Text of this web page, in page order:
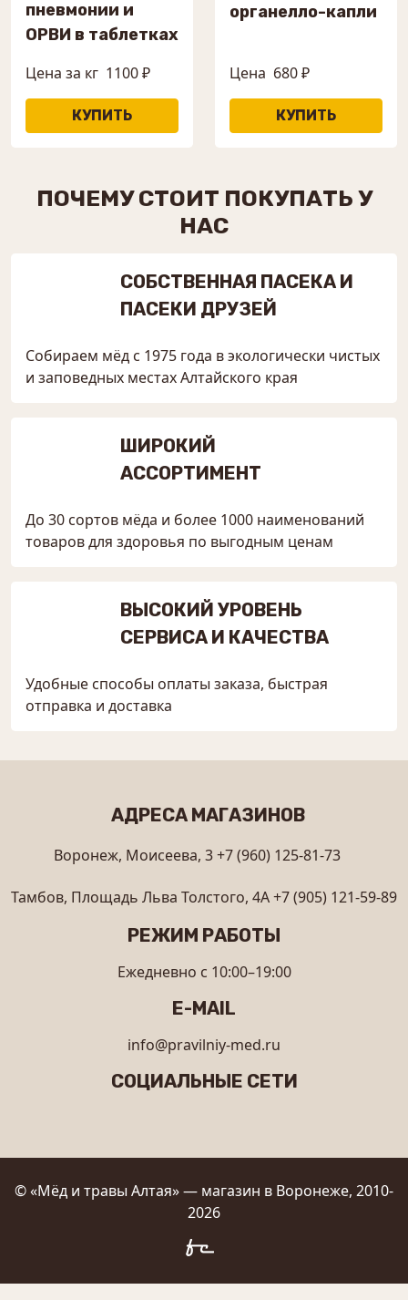
пневмонии и
ОРВИ в таблетках
Цена за кг 1100 ₽
органелло-капли
Цена 680 ₽
ПОЧЕМУ СТОИТ ПОКУПАТЬ У
НАС
СОБСТВЕННАЯ ПАСЕКА И
ПАСЕКИ ДРУЗЕЙ
Собираем мёд с 1975 года в экологически чистых
и заповедных местах Алтайского края
ШИРОКИЙ
АССОРТИМЕНТ
До 30 сортов мёда и более 1000 наименований
товаров для здоровья по выгодным ценам
ВЫСОКИЙ УРОВЕНЬ
СЕРВИСА И КАЧЕСТВА
Удобные способы оплаты заказа, быстрая
отправка и доставка
АДРЕСА МАГАЗИНОВ
Воронеж, Моисеева, 3+7 (960) 125-81-73
Тамбов, Площадь Льва Толстого, 4А+7 (905) 121-59-89
РЕЖИМ РАБОТЫ
Ежедневно с 10:00–19:00
E-MAIL
info@pravilniy-med.ru
СОЦИАЛЬНЫЕ СЕТИ
© «Мёд и травы Алтая» — магазин в Воронеже, 2010-
2026